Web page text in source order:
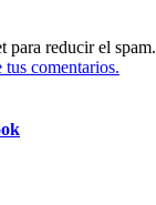
para reducir el spam.
tus comentarios.